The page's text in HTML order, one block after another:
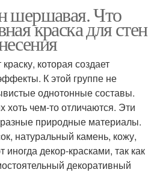
шершавая. Что
краска для стен
которая создает
К этой группе не
однотонные составы.
хоть чем-то отличаются. Эти
природные материалы.
натуральный камень, кожу,
декор-красками, так как
декоративный